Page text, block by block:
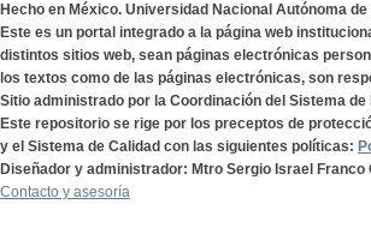
Hecho en México. Universidad Nacional Autónoma
Este es un portal integrado a la página web
distintos sitios web, sean páginas electrónicas
los textos como de las páginas electrónicas, son
Sitio administrado por la Coordinación del Sistema de
Este repositorio se rige por los preceptos de
y el Sistema de Calidad con las siguientes políticas:
Diseñador y administrador: Mtro Sergio Israel Franco
Contacto y asesoría